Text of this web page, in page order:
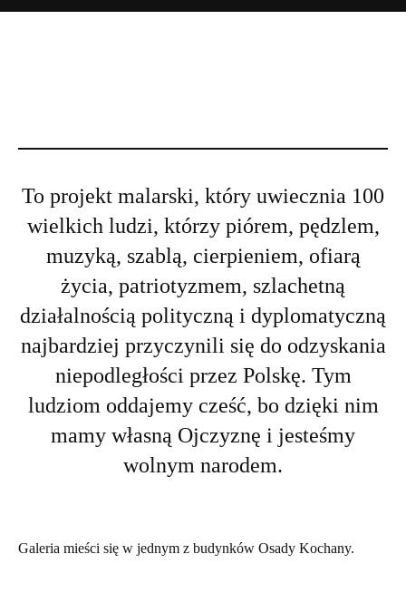
To projekt malarski, który uwiecznia 100
wielkich ludzi, którzy piórem, pędzlem,
muzyką, szablą, cierpieniem, ofiarą
życia, patriotyzmem, szlachetną
działalnością polityczną i dyplomatyczną
najbardziej przyczynili się do odzyskania
niepodległości przez Polskę. Tym
ludziom oddajemy cześć, bo dzięki nim
mamy własną Ojczyznę i jesteśmy
wolnym narodem.
Galeria mieści się w jednym z budynków Osady Kochany.